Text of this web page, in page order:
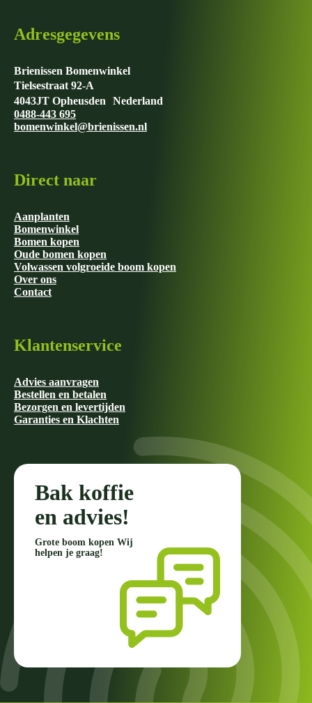
Adresgegevens
Brienissen Bomenwinkel
Tielsestraat 92-A
4043JT Opheusden Nederland
0488-443 695
bomenwinkel@brienissen.nl
Direct naar
Aanplanten
Bomenwinkel
Bomen kopen
Oude bomen kopen
Volwassen volgroeide boom kopen
Over ons
Contact
Klantenservice
Advies aanvragen
Bestellen en betalen
Bezorgen en levertijden
Garanties en Klachten
Bak koffie
en advies!
Grote boom kopen Wij
helpen je graag!